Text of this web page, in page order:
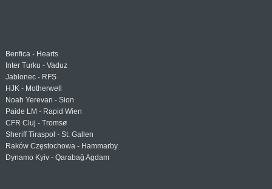
Benfica - Hearts
Inter Turku - Vaduz
Jablonec - RFS
HJK - Motherwell
Noah Yerevan - Sion
Paide LM - Rapid Wien
CFR Cluj - Tromsø
Sheriff Tiraspol - St. Gallen
Raków Częstochowa - Hammarby
Dynamo Kyiv - Qarabağ Agdam